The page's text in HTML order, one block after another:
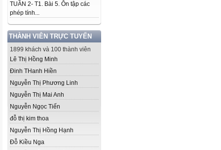
TUẦN 2- T1. Bài 5. Ôn tập các
phép tính...
THÀNH VIÊN TRỰC TUYẾN
1899 khách và 100 thành viên
Lê Thị Hồng Minh
Đinh THanh Hiền
Nguyễn Thị Phương Linh
Nguyễn Thị Mai Anh
Nguyễn Ngọc Tiến
đỗ thị kim thoa
Nguyễn Thị Hồng Hạnh
Đỗ Kiều Nga